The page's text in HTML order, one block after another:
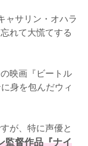
ャサリン・オハラ
れて大慌てする
映画『ビートル
身を包んだウィ
が、特に声優と
監督作品『ナイ